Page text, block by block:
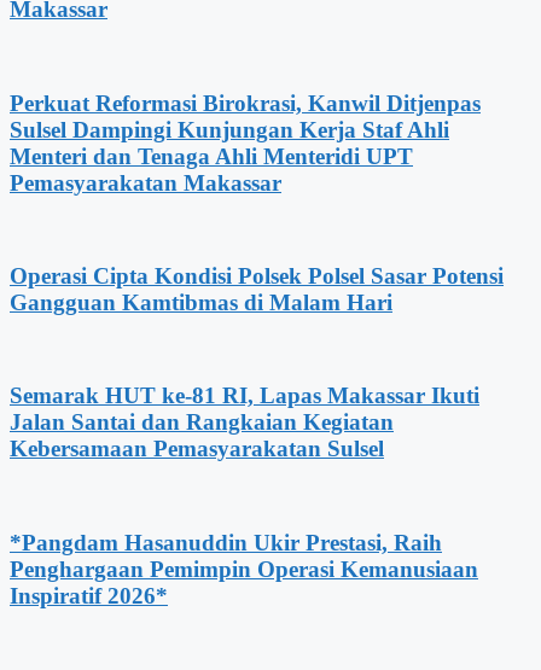
Makassar
Perkuat Reformasi Birokrasi, Kanwil Ditjenpas
Sulsel Dampingi Kunjungan Kerja Staf Ahli
Menteri dan Tenaga Ahli Menteridi UPT
Pemasyarakatan Makassar
Operasi Cipta Kondisi Polsek Polsel Sasar Potensi
Gangguan Kamtibmas di Malam Hari
Semarak HUT ke-81 RI, Lapas Makassar Ikuti
Jalan Santai dan Rangkaian Kegiatan
Kebersamaan Pemasyarakatan Sulsel
*Pangdam Hasanuddin Ukir Prestasi, Raih
Penghargaan Pemimpin Operasi Kemanusiaan
Inspiratif 2026*